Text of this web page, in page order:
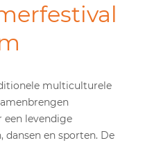
multiculturele
een levendige
dansen en sporten. De